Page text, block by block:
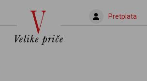
Pretplata